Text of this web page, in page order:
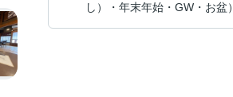
し）・年末年始・GW・お盆）